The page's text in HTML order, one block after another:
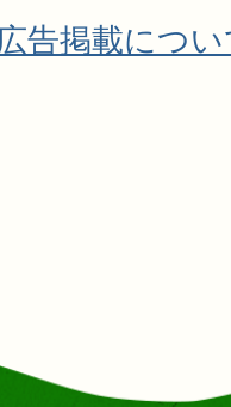
告掲載につ